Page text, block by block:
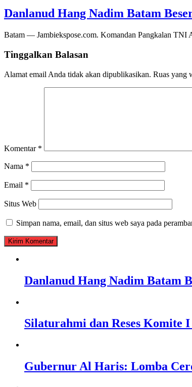
Danlanud Hang Nadim Batam
Batam — Jambiekspose.com. Komandan Pangkalan
Tinggalkan Balasan
Alamat email Anda tidak akan dipublikasikan. Ruas yang
Komentar *
Nama *
Email *
Situs Web
Simpan nama, email, dan situs web saya pada
Danlanud Hang Nadim Batam
Silaturahmi dan Reses Komite
Gubernur Al Haris: Lomba